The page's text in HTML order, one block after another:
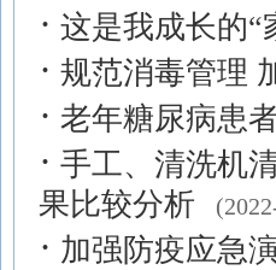
· 这是我成长的“
· 规范消毒管理
· 老年糖尿病患
· 手工、清洗机
果比较分析
· 加强防疫应急